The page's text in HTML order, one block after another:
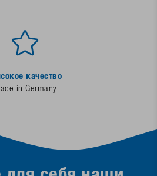
качество
in Germany